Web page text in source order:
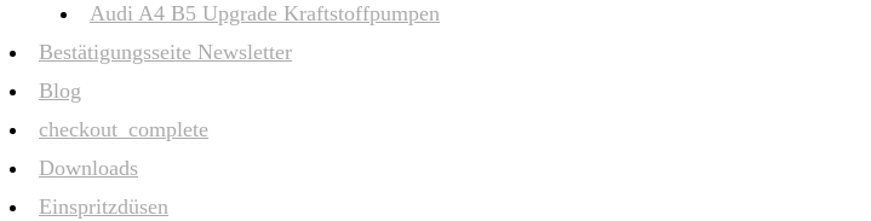
Audi A4 B5 Upgrade Kraftstoffpumpen
Bestätigungsseite Newsletter
Blog
checkout_complete
Downloads
Einspritzdüsen